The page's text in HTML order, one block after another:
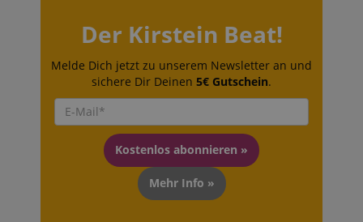
Der Kirstein Beat!
Melde Dich jetzt zu unserem Newsletter an und
sichere Dir Deinen 5€ Gutschein.
Kostenlos abonnieren »
Mehr Info »
Statistik Marketing Funktional
wie Besucher die Website nutzen, z.B. Analyse-
Cookies. Diese Cookies können nicht verwendet
werden, um einen bestimmten Besucher direkt zu
identifizieren.